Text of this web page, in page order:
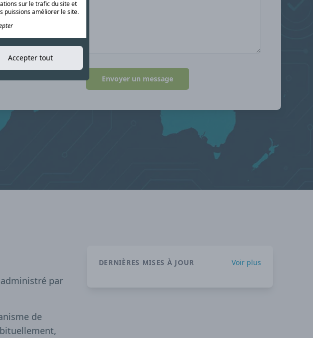
Envoyer un message
par
de
DERNIÈRES MISES À JOUR Voir plus
sur le trafic du site et
puissions améliorer le site.
Accepter tout